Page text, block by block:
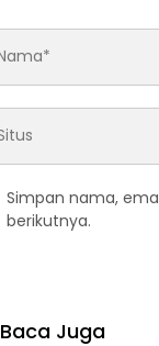
Simpan nama,
berikutnya.
Baca Juga